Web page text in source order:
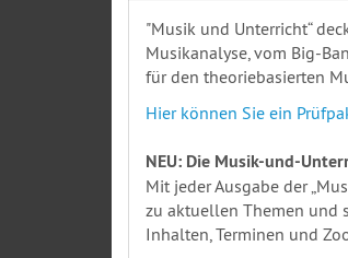
"Musik und Unterricht“
Musikanalyse, vom Big-
für den theoriebasierten
Hier können Sie ein
NEU: Die Musik-und-
Mit jeder Ausgabe der
zu aktuellen Themen und
Inhalten, Terminen und